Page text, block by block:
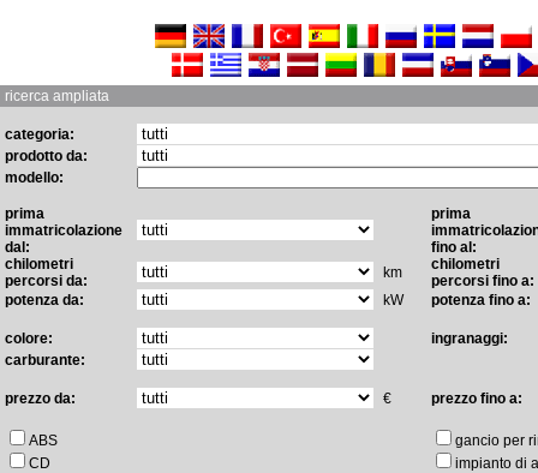
ricerca ampliata
categoria:
prodotto da:
modello:
prima
immatricolazione
dal:
prima
fino al:
chilometri
percorsi da:
km
chilometri
percorsi fino a:
potenza da:
kW potenza fino a:
colore:
ingranaggi:
carburante:
prezzo da: € prezzo fino a:
ABS
CD
gancio per
impianto di